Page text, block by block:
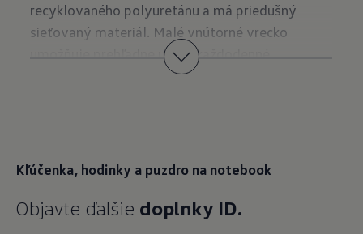
recyklovaného polyuretánu a má priedušný
sieťovaný materiál. Malé vnútorné vrecko
umožňuje prehľadne uložiť každodenné
drobnosti, ako sú peňaženka, kľúče a smartfón.
Kľúčenka, hodinky a puzdro na notebook
Objavte ďalšie doplnky ID.